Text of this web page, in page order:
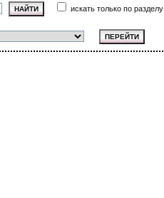
искать только по разделу